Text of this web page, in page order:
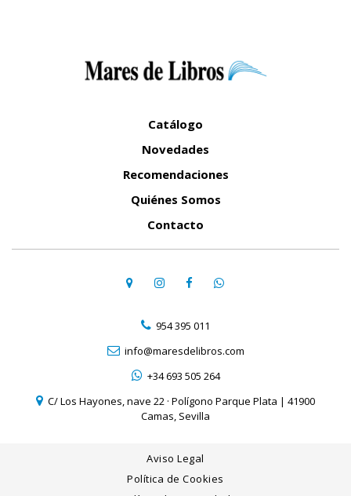
Catálogo
Novedades
Recomendaciones
Quiénes Somos
Contacto
954 395 011
info@maresdelibros.com
+34 693 505 264
C/ Los Hayones, nave 22 · Polígono Parque Plata | 41900
Camas, Sevilla
Aviso Legal
Política de Cookies